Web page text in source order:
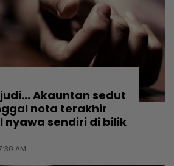
Akauntan sedut
nota terakhir
nyawa sendiri di bilik
AM